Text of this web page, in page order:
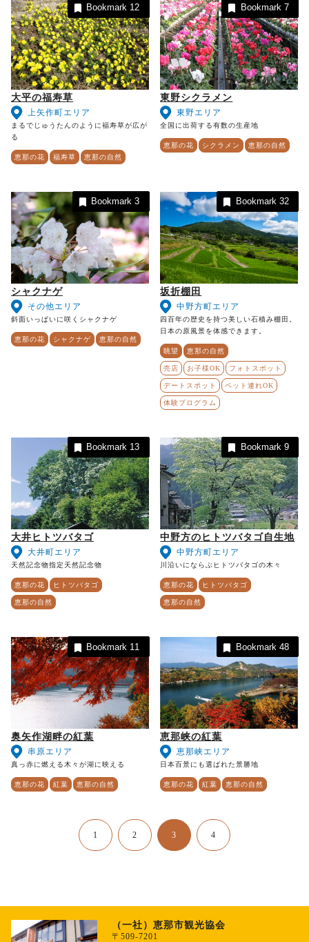
大平の福寿草
上矢作町エリア
まるでじゅうたんのように福寿草が広が
る
恵那の花 福寿草 恵那の自然
Bookmark 12
東野シクラメン
東野エリア
全国に出荷する有数の生産地
恵那の花 シクラメン 恵那の自然
Bookmark 7
シャクナゲ
その他エリア
斜面いっぱいに咲くシャクナゲ
恵那の花 シャクナゲ 恵那の自然
Bookmark3
坂折棚田
中野方町エリア
四百年の歴史を持つ美しい石積み棚田。
日本の原風景を体感できます。
眺望 恵那の自然
売店 お子様OK フォトスポット
デートスポット ペット連れOK
体験プログラム
Bookmark 32
大井ヒトツバタゴ
大井町エリア
天然記念物指定天然記念物
恵那の花 ヒトツバタゴ
恵那の自然
Bookmark 13
中野方のヒトツバタゴ自生地
中野方町エリア
川沿いにならぶヒトツバタゴの木々
恵那の花 ヒトツバタゴ
恵那の自然
Bookmark 9
奥矢作湖畔の紅葉
串原エリア
真っ赤に燃える木々が湖に映える
恵那の花 紅葉 恵那の自然
Bookmark 11
恵那峡の紅葉
恵那峡エリア
日本百景にも選ばれた景勝地
恵那の花 紅葉 恵那の自然
Bookmark 48
1 2 3 4
（一社）恵那市観光協会
〒509-7201